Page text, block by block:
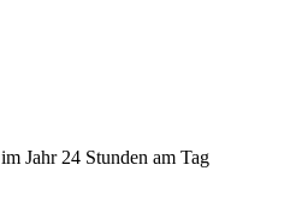
Jahr 24 Stunden am Tag